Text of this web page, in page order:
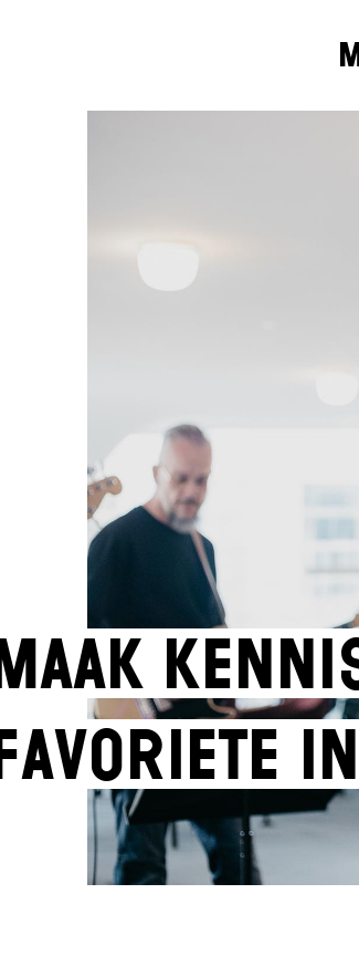
Maak
favoriete